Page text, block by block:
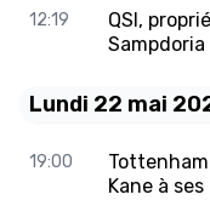
12:19
QSI,
Lundi 22 mai
19:00
Kane à